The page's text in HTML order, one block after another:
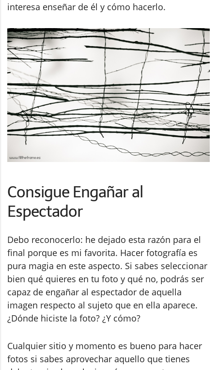
interesa enseñar de él y cómo hacerlo.
Consigue Engañar al
Espectador
Debo reconocerlo: he dejado esta razón para el
final porque es mi favorita. Hacer fotografía es
pura magia en este aspecto. Si sabes seleccionar
bien qué quieres en tu foto y qué no, podrás ser
capaz de engañar al espectador de aquella
imagen respecto al sujeto que en ella aparece.
¿Dónde hiciste la foto? ¿Y cómo?
Cualquier sitio y momento es bueno para hacer
fotos si sabes aprovechar aquello que tienes